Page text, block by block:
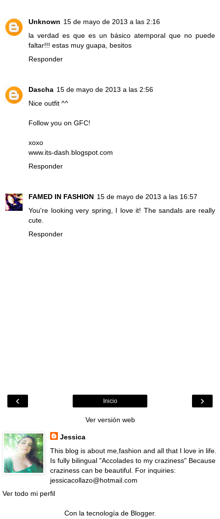
Unknown 15 de mayo de 2013 a las 2:16
la verdad es que es un básico atemporal que no puede
faltar!!! estas muy guapa, besitos
Responder
Dascha 15 de mayo de 2013 a las 2:56
Nice outfit ^^
Follow you on GFC!
xoxo
www.its-dash.blogspot.com
Responder
FAMED IN FASHION 15 de mayo de 2013 a las 16:57
You're looking very spring, I love it! The sandals are really
cute.
Responder
‹ ›
Inicio
Ver versión web
Jessica
This blog is about me,fashion and all that I love in life.
Is fully bilingual "Accolades to my craziness" Because
craziness can be beautiful. For inquiries:
jessicacollazo@hotmail.com
Ver todo mi perfil
Con la tecnología de Blogger.